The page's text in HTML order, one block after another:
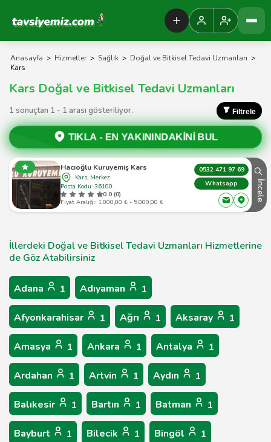
Tavsiyemiz Anasayfa
Anasayfa > Hizmetler > Sağlık > Doğal ve Bitkisel Tedavi Uzmanları >
Kars
Kars Doğal ve Bitkisel Tedavi Uzmanları
1 sonuçtan 1 - 1 arası gösteriliyor. Filtrele
TIKLA - EN YAKININDAKİNİ BUL
Hacıoğlu Kuruyemiş Kars
Kars, Merkez
Posta Kodu: 36100
0.0 (0)
Fiyat Aralığı: 1.000,00 ₺ - 5.000,00 ₺
0532 471 97 69
Whatsapp
İncele
İllerdeki Doğal ve Bitkisel Tedavi Uzmanları Hizmetlerine
de Göz Atabilirsiniz
Adana 1 Adıyaman 1
Afyonkarahisar 1 Ağrı 1 Aksaray 1
Amasya 1 Ankara 1 Antalya 1
Ardahan 1 Artvin 1 Aydın 1
Balıkesir 1 Bartın 1 Batman 1
Bayburt 1 Bilecik 1 Bingöl 1